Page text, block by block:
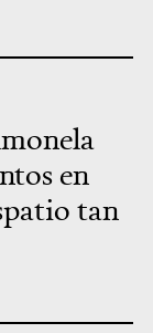
en
tan